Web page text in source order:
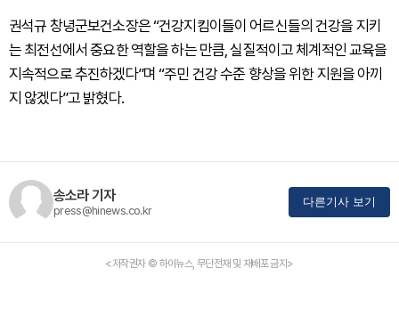
권석규 창녕군보건소장은 “건강지킴이들이 어르신들의 건강을 지키
는 최전선에서 중요한 역할을 하는 만큼, 실질적이고 체계적인 교육을
지속적으로 추진하겠다”며 “주민 건강 수준 향상을 위한 지원을 아끼
지 않겠다”고 밝혔다.
송소라 기자
press@hinews.co.kr
다른기사 보기
<저작권자 © 하이뉴스, 무단전재 및 재배포 금지>